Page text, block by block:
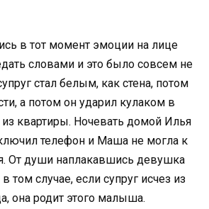
в тот момент эмоции на лице
словами и это было совсем не
стал белым, как стена, потом
а потом он ударил кулаком в
квартиры. Ночевать домой Илья
телефон и Маша не могла к
От души наплакавшись девушка
том случае, если супруг исчез из
она родит этого малыша.